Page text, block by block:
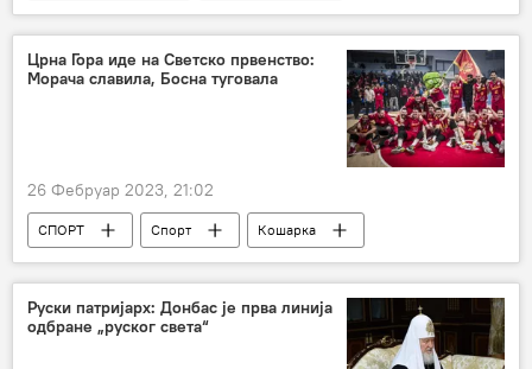
Видео-клуб
Црна Гора иде на Светско првенство:
Морача славила, Босна туговала
26 Фебруар 2023, 21:02
СПОРТ Спорт Кошарка
Руски патријарх: Донбас је прва линија
одбране „руског света“